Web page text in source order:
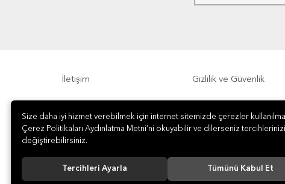
İletişim Gizlilik ve Güvenlik
Sıkça Sorulan Sorular Sipariş, Teslimat ve
Size daha iyi hizmet verebilmek için internet sitemizde çerezler
Çerez Politikaları Aydınlatma Metni’ni okuyabilir ve dilerseniz tercihlerinizi
değiştirebilirsiniz.
Tercihleri Ayarla Tümünü Kabul Et